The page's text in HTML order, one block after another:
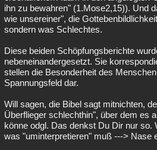
ihn zu bewahren" (1.Mose2,15)). Und
wie unsereiner", die
sondern was Schlechtes.
Diese beiden Schöpfungsberichte
nebeneinandergesetzt. Sie
stellen die Besonderheit des
Spannungsfeld dar.
Will sagen, die Bibel sagt mitnichten,
Überflieger schlechthin", über dem es
könne odgl. Das denkst Du Dir nur so.
was "uminterpretieren" muß ---> Nase